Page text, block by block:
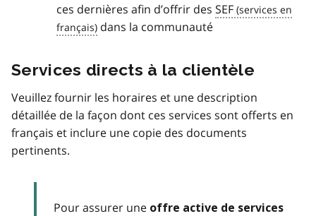
ces dernières afin d’offrir des SEF
dans la communauté
Services directs à la clientèle
Veuillez fournir les horaires et une description
détaillée de la façon dont ces services sont offerts en
français et inclure une copie des documents
pertinents.
Pour assurer une offre active de services